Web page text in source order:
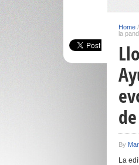
Home /
la
By
La